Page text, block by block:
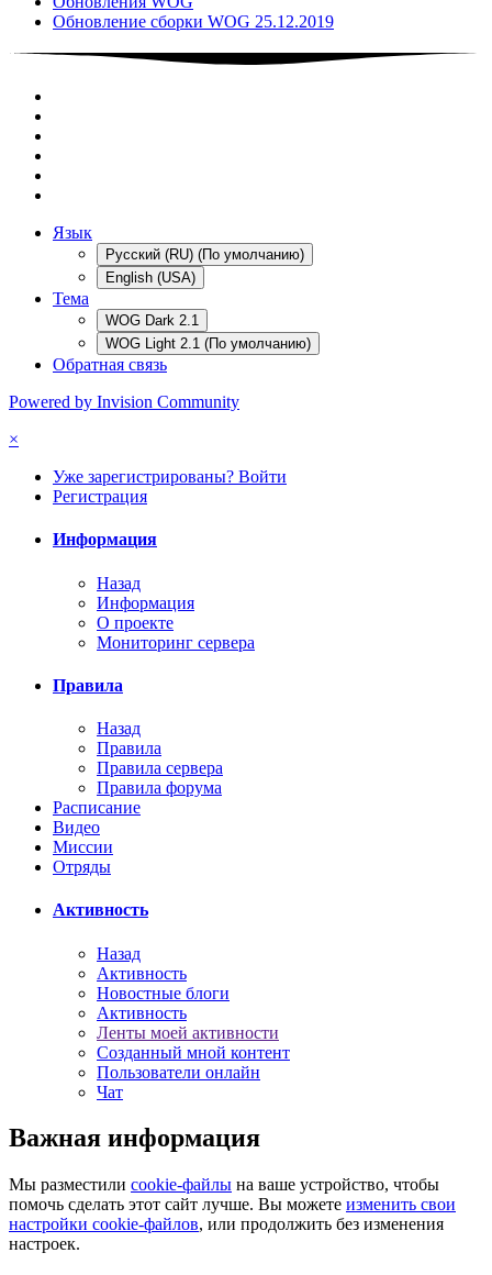
Обновление сборки WOG 25.12.2019
Язык
Русский (RU) (По умолчанию)
English (USA)
Тема
WOG Dark 2.1
WOG Light 2.1 (По умолчанию)
Обратная связь
Powered by Invision Community
×
Уже зарегистрированы? Войти
Регистрация
Информация
Назад
Информация
О проекте
Мониторинг сервера
Правила
Назад
Правила
Правила сервера
Правила форума
Расписание
Видео
Миссии
Отряды
Активность
Назад
Активность
Новостные блоги
Активность
Ленты моей активности
Созданный мной контент
Пользователи онлайн
Чат
Важная информация
Мы разместили cookie-файлы на ваше устройство, чтобы
помочь сделать этот сайт лучше. Вы можете изменить свои
настройки cookie-файлов, или продолжить без изменения
настроек.